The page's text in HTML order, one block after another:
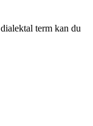
term kan du